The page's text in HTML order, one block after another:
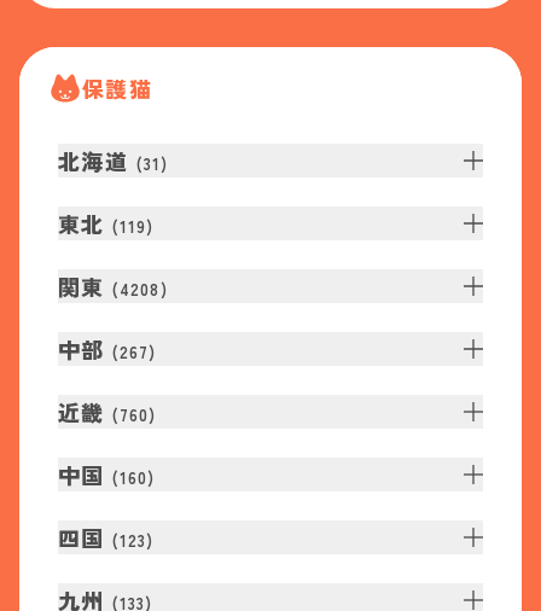
保護猫
北海道 (31 )
東北 (119)
関東 (4208 )
中部 (267)
近畿 (760)
中国 (160)
四国 (123)
九州 (133)